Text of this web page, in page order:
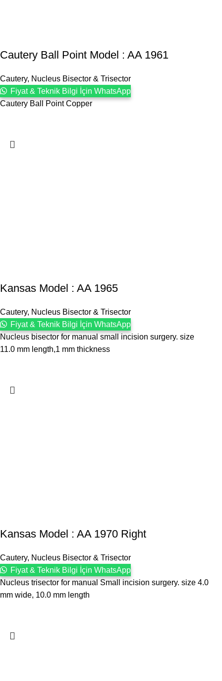
Cautery Ball Point Model : AA 1961
Cautery, Nucleus Bisector & Trisector
Fiyat & Teknik Bilgi İçin WhatsApp
Cautery Ball Point Copper
Kansas Model : AA 1965
Cautery, Nucleus Bisector & Trisector
Fiyat & Teknik Bilgi İçin WhatsApp
Nucleus bisector for manual small incision surgery. size
11.0 mm length,1 mm thickness
Kansas Model : AA 1970 Right
Cautery, Nucleus Bisector & Trisector
Fiyat & Teknik Bilgi İçin WhatsApp
Nucleus trisector for manual Small incision surgery. size 4.0
mm wide, 10.0 mm length